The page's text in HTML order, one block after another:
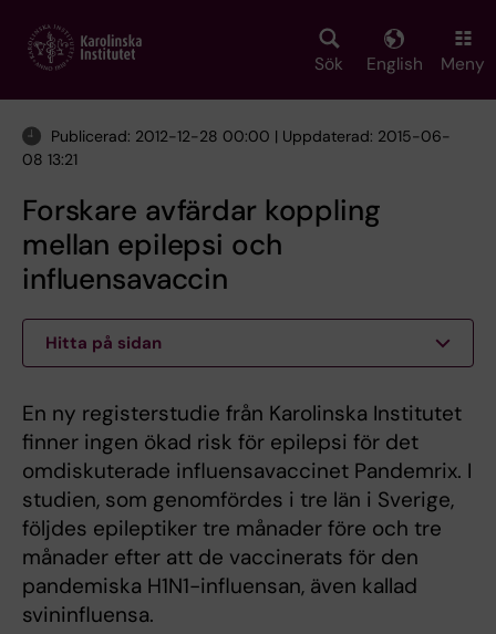
main
Sök English Meny
Publicerad: 2012-12-28 00:00 | Uppdaterad: 2015-06-
08 13:21
Forskare avfärdar koppling
mellan epilepsi och
influensavaccin
Hitta på sidan
En ny registerstudie från Karolinska Institutet
finner ingen ökad risk för epilepsi för det
omdiskuterade influensavaccinet Pandemrix. I
studien, som genomfördes i tre län i Sverige,
följdes epileptiker tre månader före och tre
månader efter att de vaccinerats för den
pandemiska H1N1-influensan, även kallad
svininfluensa.